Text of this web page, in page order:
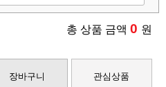
총 상품 금액 0 원
장바구니 관심상품